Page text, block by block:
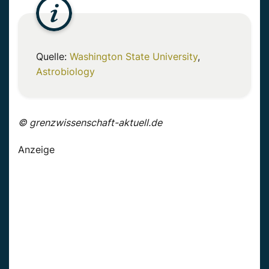
Quelle: Washington State University,
Astrobiology
© grenzwissenschaft-aktuell.de
Anzeige